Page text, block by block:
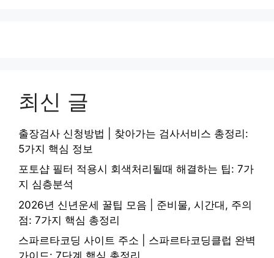
최신 글
출장검사 신청방법 | 찾아가는 검사서비스 총정리:
5가지 핵심 정보
포토샵 필터 적용시 회색처리될때 해결하는 팁: 7가
지 심층분석
2026년 신년운세 꿀팁 모음 | 준비물, 시간대, 주의
점: 7가지 핵심 총정리
스파르타코딩 사이트 주소 | 스파르타코딩클럽 완벽